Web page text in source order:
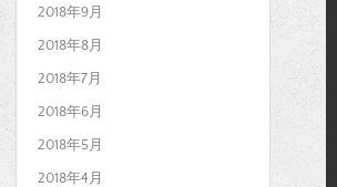
2018年9月
2018年8月
2018年7月
2018年6月
2018年5月
2018年4月